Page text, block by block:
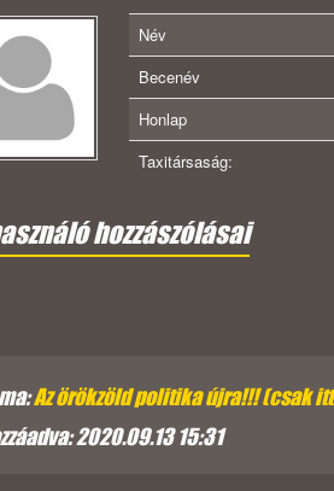
Név
Becenév
Honlap
Taxitársaság:
hozzászólásai
Az örökzöld politika újra!!! (csak
2020.09.13 15:31